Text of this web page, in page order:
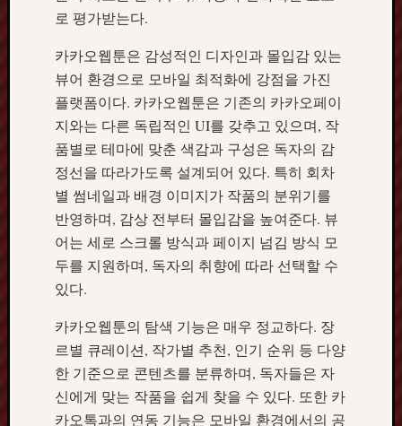
로 평가받는다.
카카오웹툰은 감성적인 디자인과 몰입감 있는
뷰어 환경으로 모바일 최적화에 강점을 가진
플랫폼이다. 카카오웹툰은 기존의 카카오페이
지와는 다른 독립적인 UI를 갖추고 있으며, 작
품별로 테마에 맞춘 색감과 구성은 독자의 감
정선을 따라가도록 설계되어 있다. 특히 회차
별 썸네일과 배경 이미지가 작품의 분위기를
반영하며, 감상 전부터 몰입감을 높여준다. 뷰
어는 세로 스크롤 방식과 페이지 넘김 방식 모
두를 지원하며, 독자의 취향에 따라 선택할 수
있다.
카카오웹툰의 탐색 기능은 매우 정교하다. 장
르별 큐레이션, 작가별 추천, 인기 순위 등 다양
한 기준으로 콘텐츠를 분류하며, 독자들은 자
신에게 맞는 작품을 쉽게 찾을 수 있다. 또한 카
카오톡과의 연동 기능은 모바일 환경에서의 공